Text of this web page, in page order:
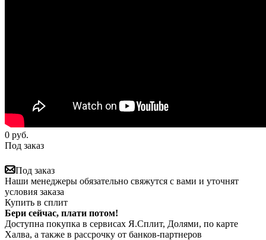
0 руб.
Под заказ
Под заказ
Наши менеджеры обязательно свяжутся с вами и уточнят
условия заказа
Купить в сплит
Бери сейчас, плати потом!
Доступна покупка в сервисах Я.Сплит, Долями, по карте
Халва, а также в рассрочку от банков-партнеров